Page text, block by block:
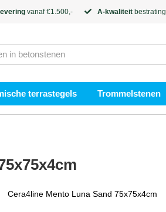
vanaf €1.500,- A-kwaliteit bestrating
terrastegels Trommelstenen
Cera4line Mento Luna Sand 75x75x4cm